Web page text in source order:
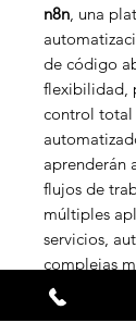
n8n, una
de código
flexibilidad,
control total
aprenderán
flujos de
múltiples
servicios,
complejas
visual
incorporar